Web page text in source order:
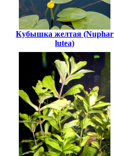
Кубышка желтая (Nuphar
lutea)